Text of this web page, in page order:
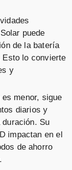
30 días
puede
de la batería
Esto lo convierte
y
menor, sigue
diarios y
Su
impactan en el
de ahorro